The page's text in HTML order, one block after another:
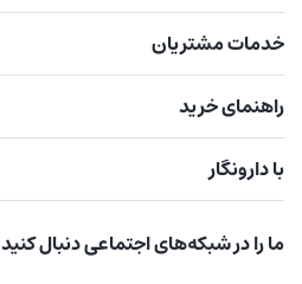
خدمات مشتریان
راهنمای خرید
با دارونگار
ما را در شبکه‌های اجتماعی دنبال کنید